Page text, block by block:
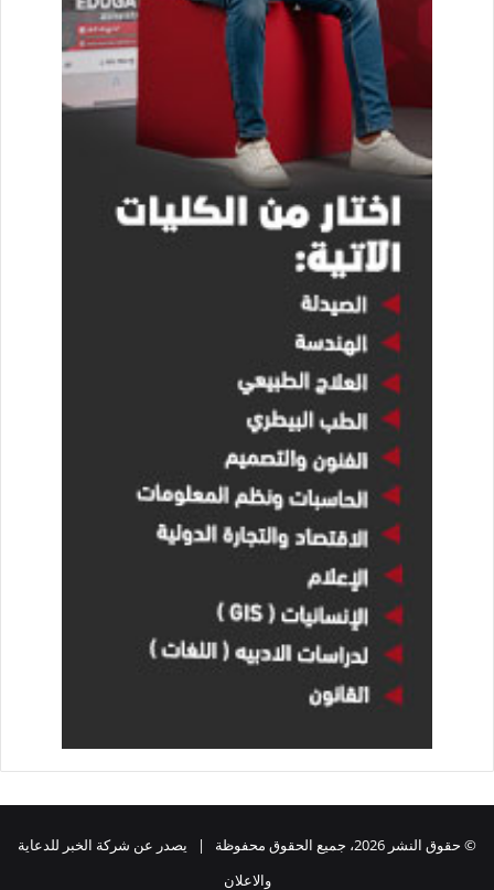
© حقوق النشر 2026، جميع الحقوق محفوظة | يصدر عن شركة الخبر للدعاية
والاعلان